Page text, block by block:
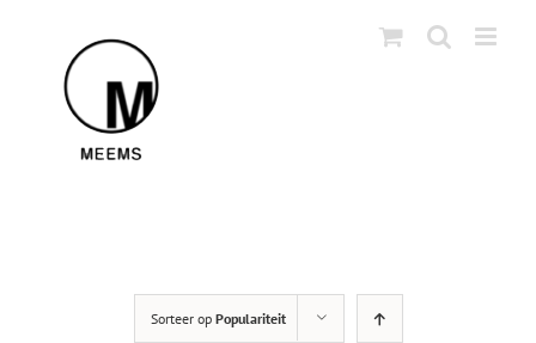
Sorteer op Populariteit